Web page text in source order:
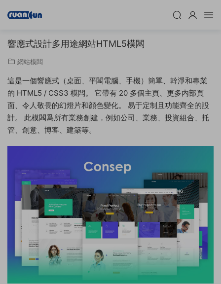
響應式設計多用途網站HTML5模闆
網站模闆
這是一個響應式（桌面、平闆電腦、手機）簡單、幹淨和專業
的 HTML5 / CSS3 模闆。 它帶有 20 多個主頁、更多内部頁
面、令人敬畏的幻燈片和顔色變化。 易于定制且功能齊全的設
計。 此模闆爲所有業務創建，例如公司、業務、投資組合、托
管、創意、博客、建築等。